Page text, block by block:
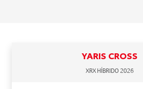
YARIS CROSS
XRX HÍBRIDO 2026